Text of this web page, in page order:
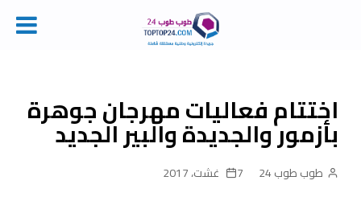
contentاختتام فعاليات مهرجان جوهرة
بأزمور والجديدة والبير الجديد
طوب طوب 24 7 غشت، 2017